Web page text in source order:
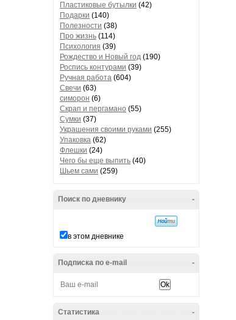
Пластиковые бутылки (42)
Подарки (140)
Полезности (38)
Про жизнь (114)
Психология (39)
Рождество и Новый год (190)
Роспись контурами (39)
Ручная работа (604)
Свечи (63)
симорон (6)
Скрап и пергамано (55)
Сумки (37)
Украшения своими руками (255)
Упаковка (62)
Флешки (24)
Чего бы еще выпить (40)
Шьем сами (259)
-
Поиск по дневнику
в этом дневнике
-
Подписка по e-mail
-
Статистика